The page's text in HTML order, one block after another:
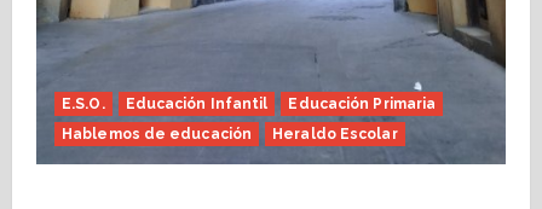
E.S.O. Educación Infantil
Educación Primaria
Hablemos de educación
Heraldo Escolar